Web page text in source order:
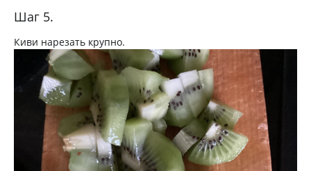
Шаг 5.
Киви нарезать крупно.